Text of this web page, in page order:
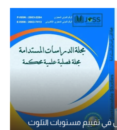
في تقييم مستويات التلوث